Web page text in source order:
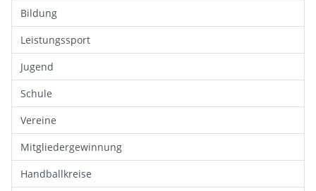
Bildung
Leistungssport
Jugend
Schule
Vereine
Mitgliedergewinnung
Handballkreise